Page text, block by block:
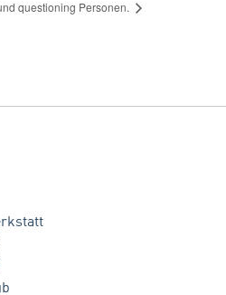
questioning Personen.